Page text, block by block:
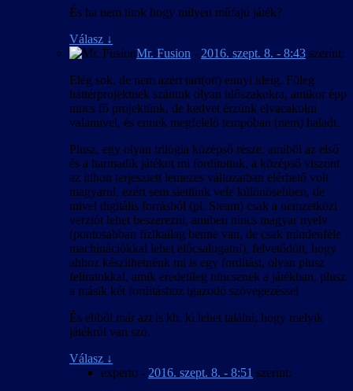
És ha nem titok hogy milyen műfajú játék?
Válasz ↓
Mr. Fusion - 2016. szept. 8. - 8:43 szerint:
Elég sok, de nem azért tart(ott) ennyi ideig. Főleg
háttérprojektnek szántuk olyan időszakokra, amikor épp
nincs fő projektünk, de kedvet érzünk elvacakolni
valamivel, és ennek megfelelő tempóban (nem) haladt.
Plusz, egy olyan trilógia középső része, amiből az első
és a harmadik játékot mi fordítottuk, a középső viszont
az itthon terjesztett lemezes változatban elérhető volt
magyarul, ezért sem siettünk vele különösebben, de
mivel digitális forrásból (pl. Steam) csak a nemzetközi
verziót lehet beszerezni, amiben nincs magyar nyelv
(pontosabban fizikailag benne van, de csak mindenféle
machinációkkal lehet előcsalogatni), felvetődött, hogy
ahhoz készíthetnénk mi is egy fordítást, olyan plusz
feliratokkal, amik eredetileg nincsenek a játékban, plusz
a másik két fordításhoz igazodó szövegezéssel
És ebből már azt is kb. ki lehet találni, hogy melyik
játékról van szó.
Válasz ↓
experto - 2016. szept. 8. - 8:51 szerint: